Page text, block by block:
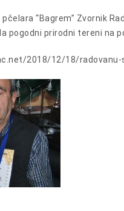
“Bagrem” Zvornik
pogodni prirodni tereni na
2018/12/18/